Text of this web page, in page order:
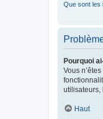
Que sont les
Pourquoi
Vous
utilisateurs,
Haut